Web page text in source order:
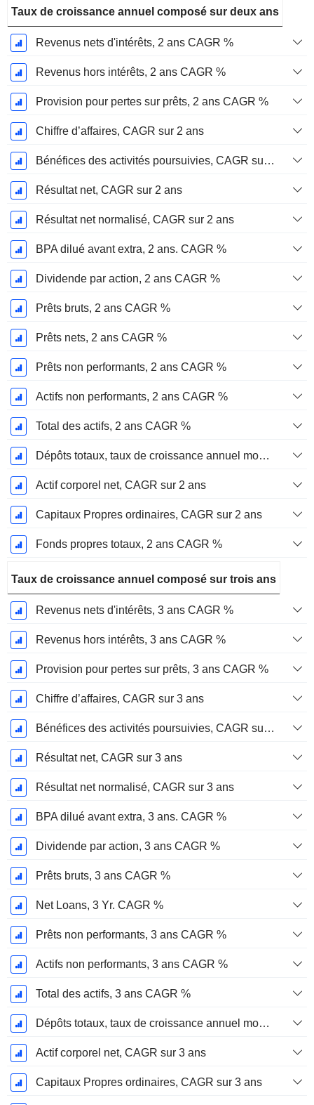
Taux de croissance annuel composé sur deux ans
Revenus nets d'intérêts, 2 ans CAGR %
Revenus hors intérêts, 2 ans CAGR %
Provision pour pertes sur prêts, 2 ans CAGR %
Chiffre d’affaires, CAGR sur 2 ans
Bénéfices des activités poursuivies, CAGR sur 2 ans
Résultat net, CAGR sur 2 ans
Résultat net normalisé, CAGR sur 2 ans
BPA dilué avant extra, 2 ans. CAGR %
Dividende par action, 2 ans CAGR %
Prêts bruts, 2 ans CAGR %
Prêts nets, 2 ans CAGR %
Prêts non performants, 2 ans CAGR %
Actifs non performants, 2 ans CAGR %
Total des actifs, 2 ans CAGR %
Dépôts totaux, taux de croissance annuel moyen sur 2 ans %.
Actif corporel net, CAGR sur 2 ans
Capitaux Propres ordinaires, CAGR sur 2 ans
Fonds propres totaux, 2 ans CAGR %
Taux de croissance annuel composé sur trois ans
Revenus nets d'intérêts, 3 ans CAGR %
Revenus hors intérêts, 3 ans CAGR %
Provision pour pertes sur prêts, 3 ans CAGR %
Chiffre d’affaires, CAGR sur 3 ans
Bénéfices des activités poursuivies, CAGR sur 3 ans
Résultat net, CAGR sur 3 ans
Résultat net normalisé, CAGR sur 3 ans
BPA dilué avant extra, 3 ans. CAGR %
Dividende par action, 3 ans CAGR %
Prêts bruts, 3 ans CAGR %
Net Loans, 3 Yr. CAGR %
Prêts non performants, 3 ans CAGR %
Actifs non performants, 3 ans CAGR %
Total des actifs, 3 ans CAGR %
Dépôts totaux, taux de croissance annuel moyen sur 3 ans %.
Actif corporel net, CAGR sur 3 ans
Capitaux Propres ordinaires, CAGR sur 3 ans